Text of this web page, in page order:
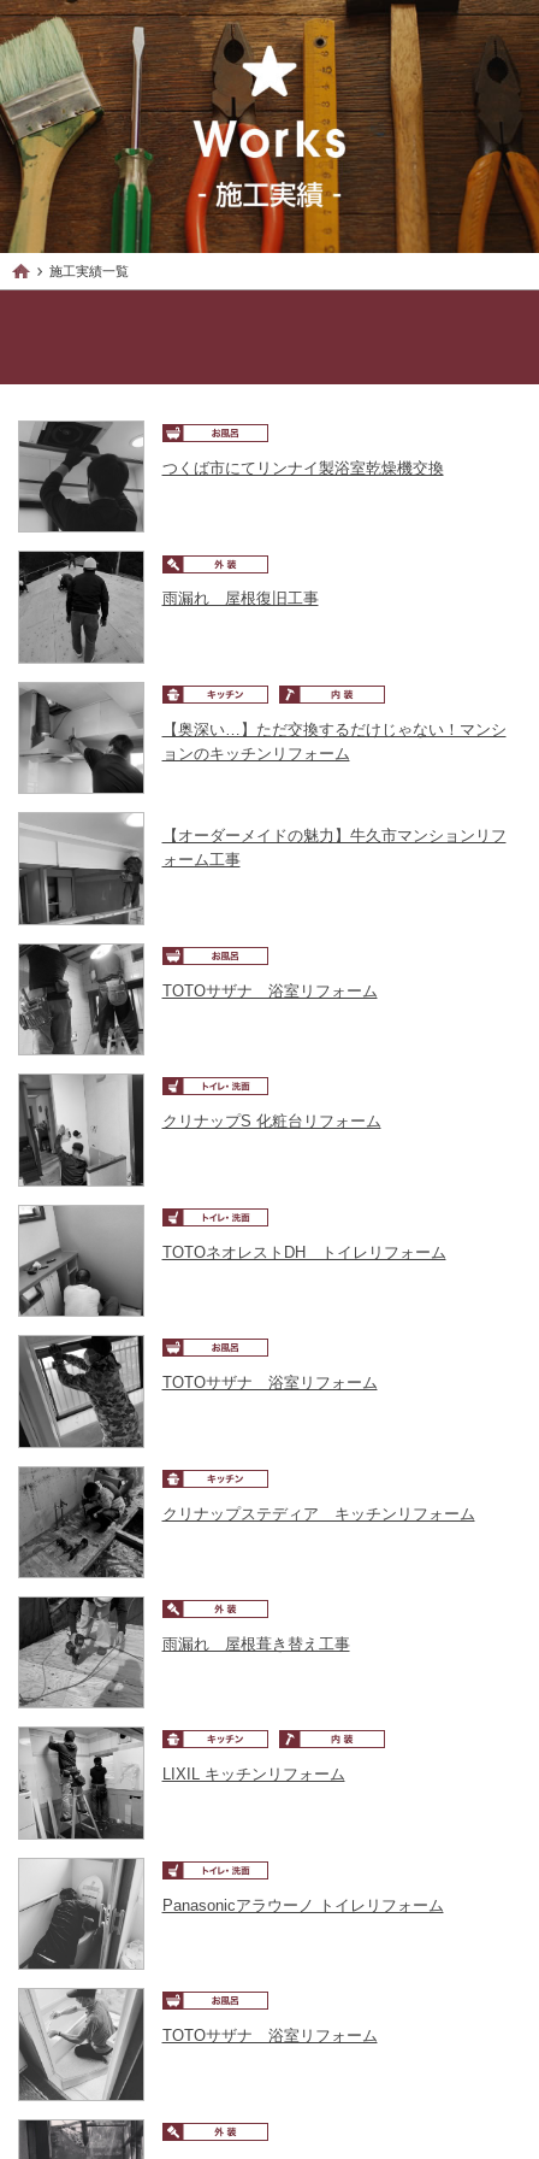
施工実績一覧
つくば市にてリンナイ製浴室乾燥機交換
雨漏れ 屋根復旧工事
【奥深い…】ただ交換するだけじゃない！マンシ
ョンのキッチンリフォーム
【オーダーメイドの魅力】牛久市マンションリフ
ォーム工事
TOTOサザナ 浴室リフォーム
クリナップS 化粧台リフォーム
TOTOネオレストDH トイレリフォーム
TOTOサザナ 浴室リフォーム
クリナップステディア キッチンリフォーム
雨漏れ 屋根葺き替え工事
LIXIL キッチンリフォーム
Panasonicアラウーノ トイレリフォーム
TOTOサザナ 浴室リフォーム